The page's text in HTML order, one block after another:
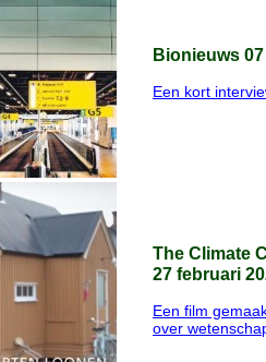
Bionieuws
Een kort
The Climate
27 februari
Een film
over